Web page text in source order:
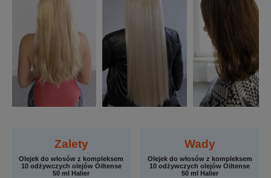
Zalety
Olejek do włosów z kompleksem
10 odżywczych olejów Oiltense
50 ml Halier
Wady
Olejek do włosów z kompleksem
10 odżywczych olejów Oiltense
50 ml Halier